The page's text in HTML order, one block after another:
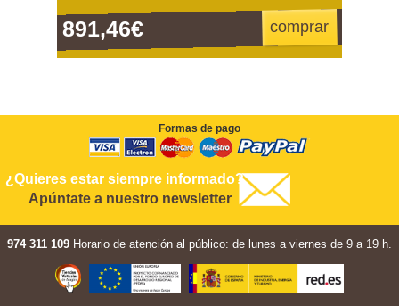
891,46€ comprar
Formas de pago
¿Quieres estar siempre informado?
Apúntate a nuestro newsletter
974 311 109 Horario de atención al público: de lunes a viernes de 9 a 19 h.